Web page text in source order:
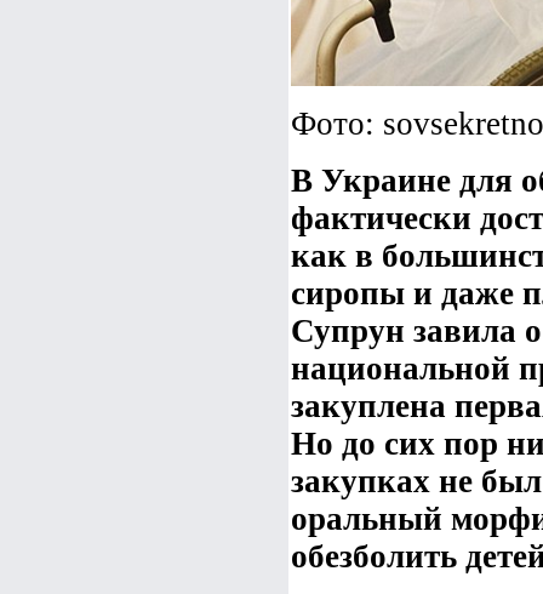
Фото:
В Украине для
фактически
как в
сиропы и даже
Супрун завила
национальной
закуплена
Но до сих пор
закупках не
оральный
обезболить